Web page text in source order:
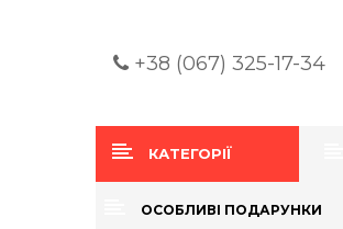
+38 (067) 325-17-34
КАТЕГОРІЇ
ОСОБЛИВІ ПОДАРУНКИ